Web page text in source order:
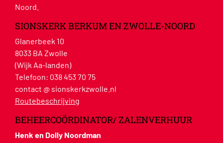
Noord.
SIONSKERK BERKUM EN ZWOLLE-NOORD
Glanerbeek 10
8033 BA Zwolle
(Wijk Aa-landen)
Telefoon: 038 453 70 75
contact @ sionskerkzwolle.nl
Routebeschrijving
BEHEERCOÖRDINATOR/ ZALENVERHUUR
Henk en Dolly Noordman